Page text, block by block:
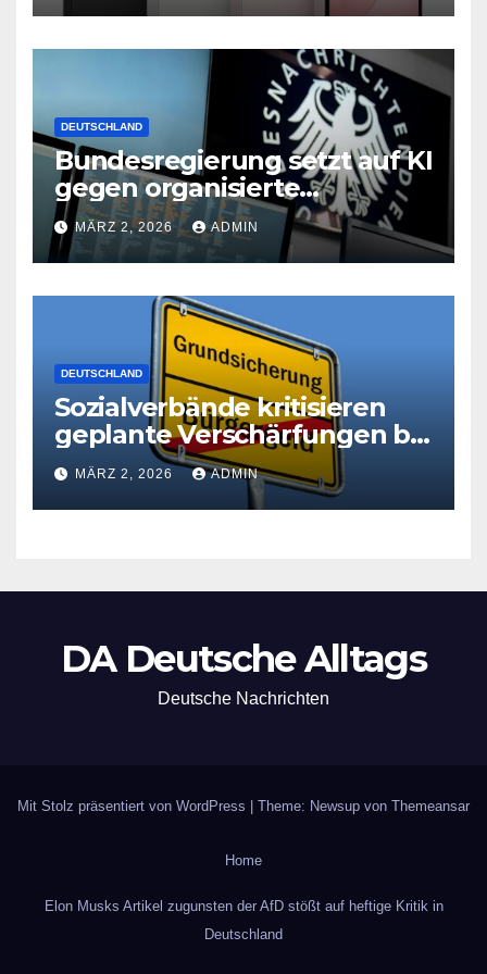
DEUTSCHLAND
Bundesregierung setzt auf KI
gegen organisierte
Kriminalität
MÄRZ 2, 2026 ADMIN
DEUTSCHLAND
Sozialverbände kritisieren
geplante Verschärfungen bei
der Grundsicherung
MÄRZ 2, 2026 ADMIN
DA Deutsche Alltags
Deutsche Nachrichten
Mit Stolz präsentiert von WordPress Theme: Newsup von Themeansar
Home
Elon Musks Artikel zugunsten der AfD stößt auf heftige Kritik in
Deutschland